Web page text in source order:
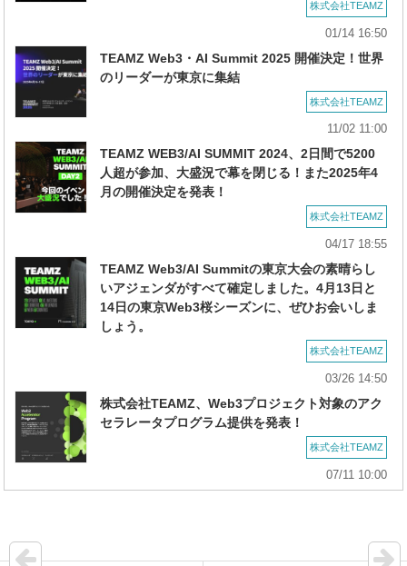
株式会社TEAMZ
01/14 16:50
TEAMZ Web3・AI Summit 2025 開催決定！世界
のリーダーが東京に集結
株式会社TEAMZ
11/02 11:00
TEAMZ WEB3/AI SUMMIT 2024、2日間で5200
人超が参加、大盛況で幕を閉じる！また2025年4
月の開催決定を発表！
株式会社TEAMZ
04/17 18:55
TEAMZ Web3/AI Summitの東京大会の素晴らし
いアジェンダがすべて確定しました。4月13日と
14日の東京Web3桜シーズンに、ぜひお会いしま
しょう。
株式会社TEAMZ
03/26 14:50
株式会社TEAMZ、Web3プロジェクト対象のアク
セラレータプログラム提供を発表！
株式会社TEAMZ
07/11 10:00